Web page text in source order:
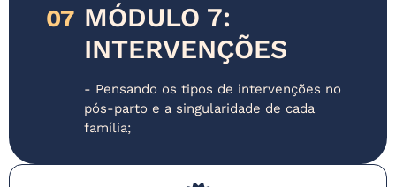
07 MÓDULO 7:
INTERVENÇÕES
- Pensando os tipos de intervenções no
pós-parto e a singularidade de cada
família;